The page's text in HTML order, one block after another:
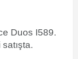
Duos I589.